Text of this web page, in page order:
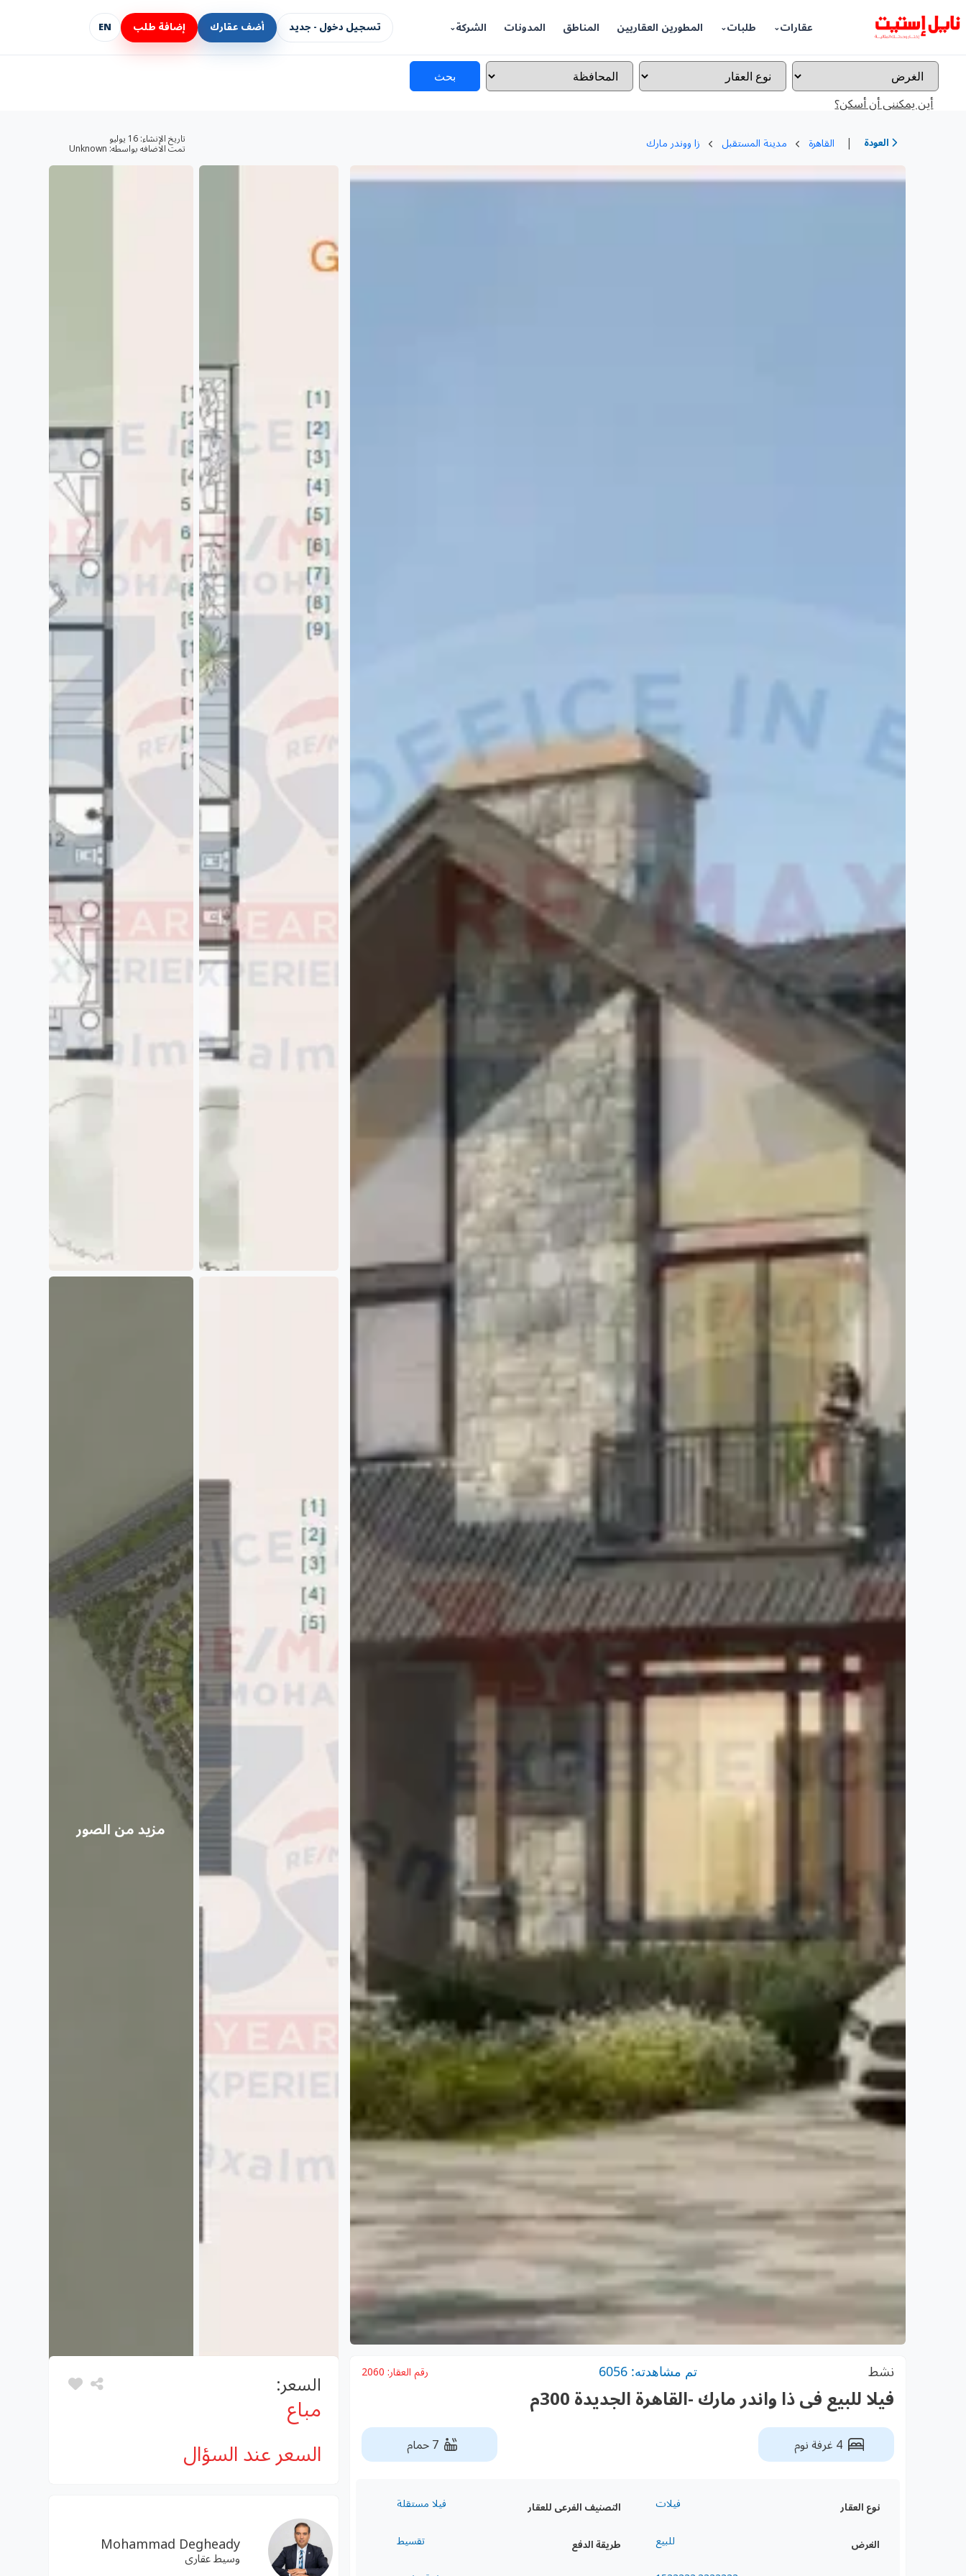
عقارات طلبات المطورين العقاريين المناطق المدونات الشركة تسجيل دخول - جديد أضف عقارك إضافة طلب EN
بحث
أين يمكننى أن أسكن؟
العودة | القاهرة مدينة المستقبل زا ووندر مارك تاريخ الإنشاء: 16 يوليو
تمت الاضافه بواسطه: Unknown
مزيد من الصور
السعر:
مباع
السعر عند السؤال
Mohammad Degheady
وسيط عقارى
نشط تم مشاهدته: 6056 رقم العقار: 2060
فيلا للبيع فى ذا واندر مارك -القاهرة الجديدة 300م
4 غرفة نوم 7 حمام
نوع العقار فيلات التصنيف الفرعى للعقار فيلا مستقلة
الغرض للبيع طريقة الدفع تقسيط